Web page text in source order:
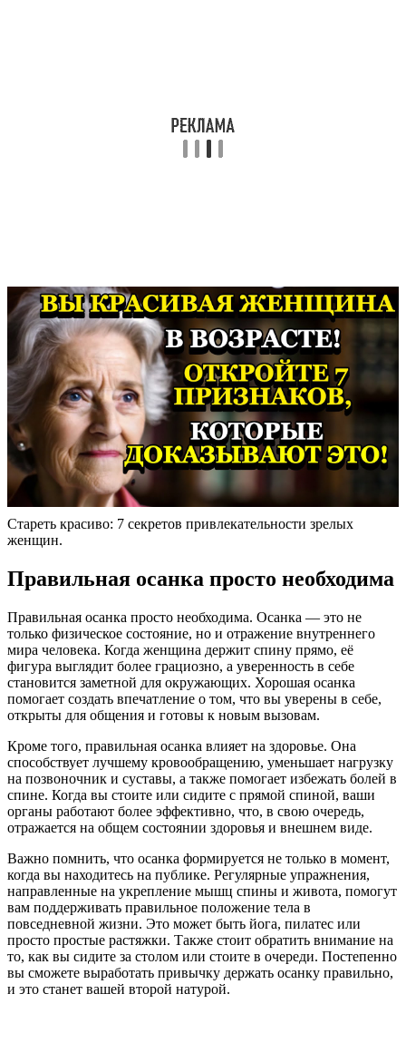
Стареть красиво: 7 секретов привлекательности зрелых
женщин.
Правильная осанка просто необходима
Правильная осанка просто необходима. Осанка — это не
только физическое состояние, но и отражение внутреннего
мира человека. Когда женщина держит спину прямо, её
фигура выглядит более грациозно, а уверенность в себе
становится заметной для окружающих. Хорошая осанка
помогает создать впечатление о том, что вы уверены в себе,
открыты для общения и готовы к новым вызовам.
Кроме того, правильная осанка влияет на здоровье. Она
способствует лучшему кровообращению, уменьшает нагрузку
на позвоночник и суставы, а также помогает избежать болей в
спине. Когда вы стоите или сидите с прямой спиной, ваши
органы работают более эффективно, что, в свою очередь,
отражается на общем состоянии здоровья и внешнем виде.
Важно помнить, что осанка формируется не только в момент,
когда вы находитесь на публике. Регулярные упражнения,
направленные на укрепление мышц спины и живота, помогут
вам поддерживать правильное положение тела в
повседневной жизни. Это может быть йога, пилатес или
просто простые растяжки. Также стоит обратить внимание на
то, как вы сидите за столом или стоите в очереди. Постепенно
вы сможете выработать привычку держать осанку правильно,
и это станет вашей второй натурой.